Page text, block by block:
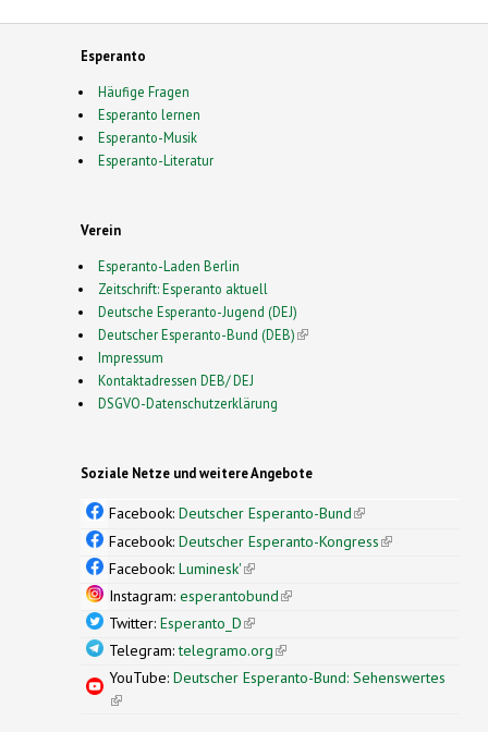
Esperanto
Häufige Fragen
Esperanto lernen
Esperanto-Musik
Esperanto-Literatur
Verein
Esperanto-Laden Berlin
Zeitschrift: Esperanto aktuell
Deutsche Esperanto-Jugend (DEJ)
Deutscher Esperanto-Bund (DEB)(link is external)
Impressum
Kontaktadressen DEB/ DEJ
DSGVO-Datenschutzerklärung
Soziale Netze und weitere Angebote
Facebook: Deutscher Esperanto-Bund(link is
external)
Facebook: Deutscher Esperanto-Kongress(link is
Facebook: Luminesk'(link is external)
Instagram: esperantobund(link is external)
Twitter: Esperanto_D(link is external)
Telegram:telegramo.org(link is external)
YouTube: Deutscher Esperanto-Bund: Sehenswertes
(link is external)